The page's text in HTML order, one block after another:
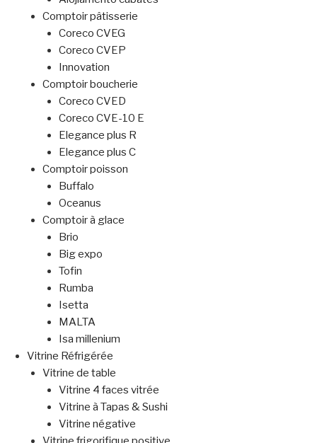
Comptoir pâtisserie
Coreco CVEG
Coreco CVEP
Innovation
Comptoir boucherie
Coreco CVED
Coreco CVE-10 E
Elegance plus R
Elegance plus C
Comptoir poisson
Buffalo
Oceanus
Comptoir à glace
Brio
Big expo
Tofin
Rumba
Isetta
MALTA
Isa millenium
Vitrine Réfrigérée
Vitrine de table
Vitrine 4 faces vitrée
Vitrine à Tapas & Sushi
Vitrine négative